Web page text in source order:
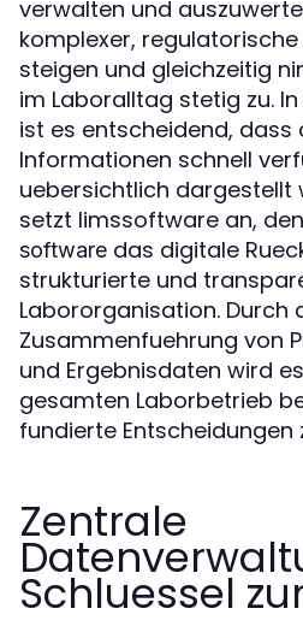
verwalten und
komplexer,
steigen und gleichzeitig
im Laboralltag stetig zu.
ist es entscheidend, dass
Informationen schnell
uebersichtlich dargestellt
setzt limssoftware an,
software das digitale
strukturierte und
Labororganisation. Durch
Zusammenfuehrung von
und Ergebnisdaten wird
gesamten Laborbetrieb
fundierte Entscheidungen
Zentrale
Schluessel